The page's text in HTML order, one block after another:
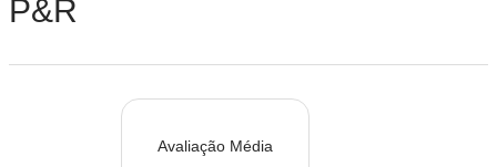
P&R
Avaliação Média